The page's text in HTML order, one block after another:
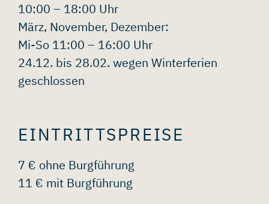
10:00 – 18:00 Uhr
März, November, Dezember:
Mi-So 11:00 – 16:00 Uhr
24.12. bis 28.02. wegen Winterferien
geschlossen
EINTRITTSPREISE
7 € ohne Burgführung
11 € mit Burgführung